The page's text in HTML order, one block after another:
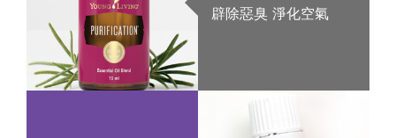
辟除惡臭 淨化空氣